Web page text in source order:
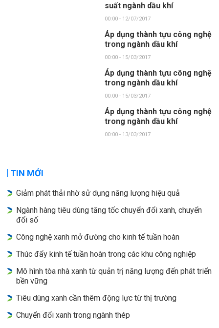
suất ngành dầu khí
00:00 - 12/07/2017
Áp dụng thành tựu công nghệ
trong ngành dầu khí
00:00 - 15/03/2017
Áp dụng thành tựu công nghệ
trong ngành dầu khí
00:00 - 15/03/2017
Áp dụng thành tựu công nghệ
trong ngành dầu khí
00:00 - 13/03/2017
TIN MỚI
Giảm phát thải nhờ sử dụng năng lượng hiệu quả
Ngành hàng tiêu dùng tăng tốc chuyển đổi xanh, chuyển
đổi số
Công nghệ xanh mở đường cho kinh tế tuần hoàn
Thúc đẩy kinh tế tuần hoàn trong các khu công nghiệp
Mô hình tòa nhà xanh từ quản trị năng lượng đến phát triển
bền vững
Tiêu dùng xanh cần thêm động lực từ thị trường
Chuyển đổi xanh trong ngành thép